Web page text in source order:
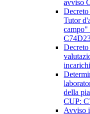
avviso
Tutor
campo"
della
CUP:
Avviso